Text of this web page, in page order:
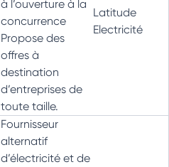
à l’ouverture à la
concurrence
Propose des
offres à
destination
d’entreprises de
toute taille.
Latitude
Electricité
Fournisseur
alternatif
d’électricité et de